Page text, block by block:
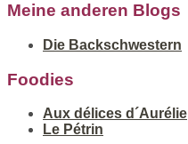
Meine anderen Blogs
Die Backschwestern
Foodies
Aux délices d´Aurélie
Le Pétrin